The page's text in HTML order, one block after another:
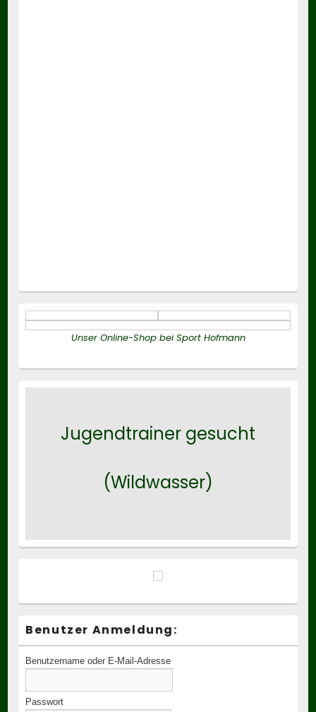
Unser Online-Shop bei Sport Hofmann
Jugendtrainer gesucht
(Wildwasser)
Benutzer Anmeldung:
Benutzername oder E-Mail-Adresse
Passwort